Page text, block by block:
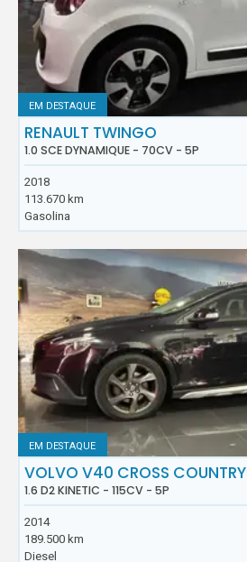
EM DESTAQUE
RENAULT TWINGO
1.0 SCE DYNAMIQUE - 70CV - 5P
2018
113.670 km
Gasolina
EM DESTAQUE
VOLVO V40 CROSS COUNTRY
1.6 D2 KINETIC - 115CV - 5P
2014
189.500 km
Diesel